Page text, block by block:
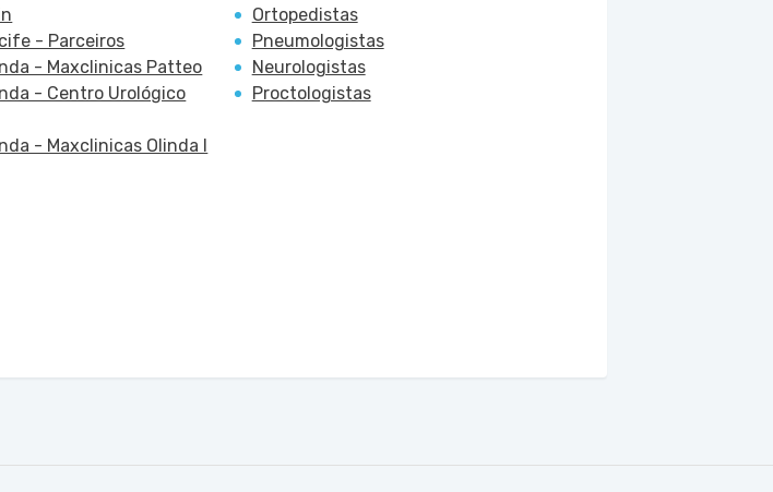
- Parceiros
- Maxclinicas Patteo
- Centro Urológico
- Maxclinicas Olinda I
Ortopedistas
Pneumologistas
Neurologistas
Proctologistas